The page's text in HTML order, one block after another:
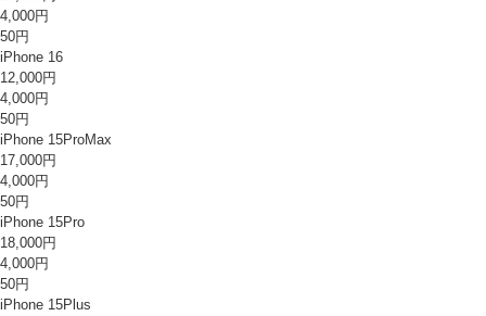
4,000円
50円
iPhone 16
12,000円
4,000円
50円
iPhone 15ProMax
17,000円
4,000円
50円
iPhone 15Pro
18,000円
4,000円
50円
iPhone 15Plus